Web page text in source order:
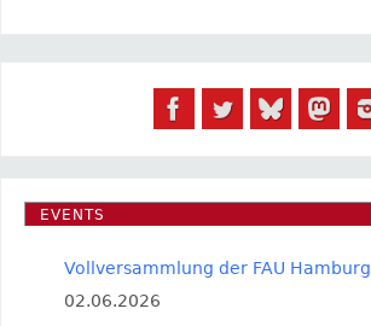
EVENTS
Vollversammlung der FAU Hamburg
02.06.2026